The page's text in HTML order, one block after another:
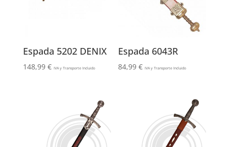
Espada 5202 DENIX
148,99 € IVA y Transporte Incluido
Espada 6043R
84,99€ IVA y Transporte Incluido